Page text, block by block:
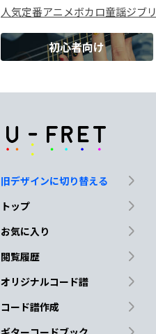
嘘のように 美しい
E/A♭
ダリアが微
Am7
笑んでた
F
I want the same one
I want the same one
Am7
それが欲しいのと吐き捨
人気定番アニメボカロ童謡ジブリ
初心者向け
旧デザインに切り替える
トップ
お気に入り
閲覧履歴
オリジナルコード譜
コード譜作成